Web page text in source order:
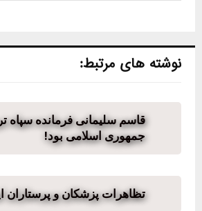
نوشته های مرتبط:
قاسم سلیمانی فرمانده سپاه
جمهوری اسلامی بود!
تظاهرات پزشکان و پرستاران